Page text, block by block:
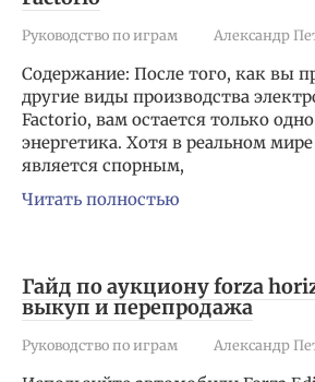
Руководство по играм Александр
Содержание: После того, как вы
другие виды производства
Factorio, вам остается только
энергетика. Хотя в реальном
является спорным,
Читать полностью
Гайд по аукциону forza
выкуп и перепродажа
Руководство по играм Александр